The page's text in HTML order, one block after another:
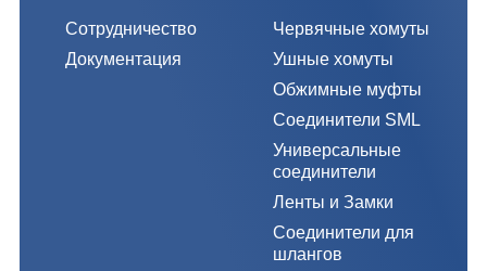
Сотрудничество
Документация
Червячные хомуты
Ушные хомуты
Обжимные муфты
Соединители SML
Универсальные
соединители
Ленты и Замки
Соединители для
шлангов